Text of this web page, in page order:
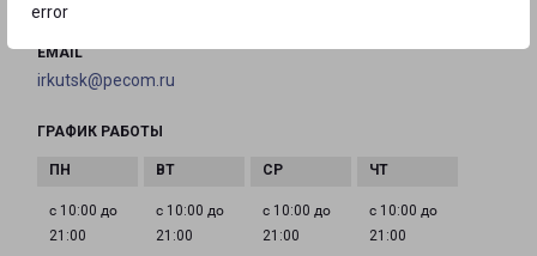
error
EMAIL
irkutsk@pecom.ru
ГРАФИК РАБОТЫ
с 10:00 до
21:00
с 10:00 до
21:00
с 10:00 до
21:00
с 10:00 до
21:00